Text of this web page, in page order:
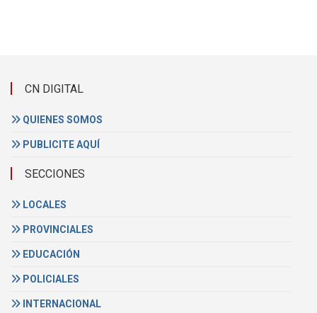
CN DIGITAL
QUIENES SOMOS
PUBLICITE AQUÍ
SECCIONES
LOCALES
PROVINCIALES
EDUCACIÓN
POLICIALES
INTERNACIONAL